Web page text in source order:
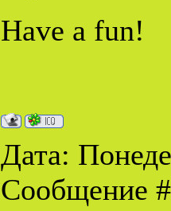
Have a fun!
Дата:
Сообщение